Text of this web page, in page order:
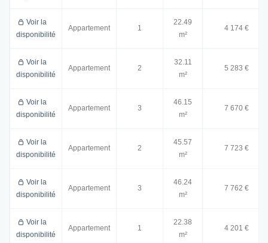
Voir la
disponibilité
Appartement 1
22.49
m²
4 174 €
Voir la
disponibilité
Appartement 2
32.11
m²
5 283 €
Voir la
disponibilité
Appartement 3
46.15
m²
7 670 €
Voir la
disponibilité
Appartement 2
45.57
m²
7 723 €
Voir la
disponibilité
Appartement 3
46.24
m²
7 762 €
Voir la
disponibilité
Appartement 1
22.38
m²
4 201 €